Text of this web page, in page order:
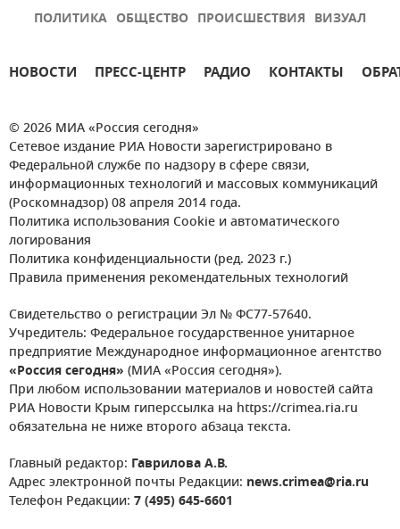
ПОЛИТИКА ОБЩЕСТВО ПРОИСШЕСТВИЯ ВИЗУАЛ
НОВОСТИ ПРЕСС-ЦЕНТР РАДИО КОНТАКТЫ
© 2026 МИА «Россия сегодня»
Сетевое издание РИА Новости зарегистрировано в
Федеральной службе по надзору в сфере связи,
информационных технологий и массовых коммуникаций
(Роскомнадзор) 08 апреля 2014 года.
Политика использования Cookie и автоматического
логирования
Политика конфиденциальности (ред. 2023 г.)
Правила применения рекомендательных технологий
Свидетельство о регистрации Эл № ФС77-57640.
Учредитель: Федеральное государственное унитарное
предприятие Международное информационное агентство
«Россия сегодня» (МИА «Россия сегодня»).
При любом использовании материалов и новостей сайта
РИА Новости Крым гиперссылка на https://crimea.ria.ru
обязательна не ниже второго абзаца текста.
Главный редактор: Гаврилова А.В.
Адрес электронной почты Редакции: news.crimea@ria.ru
Телефон Редакции: 7 (495) 645-6601